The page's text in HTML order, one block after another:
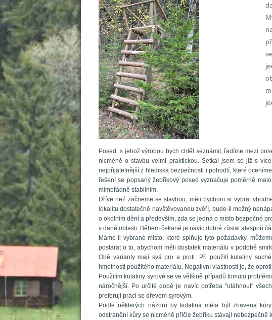
e
Posed, s jehož výrobou bych chtěl seznámit, řadíme mezi
nicméně o stavbu velmi praktickou. Setkal jsem se již s
nejpřijatelnější z hlediska bezpečnosti i pohodlí, které
řešení se popsaný žebříkový posed vyznačuje poměrně
mimořádně stabilním.
Dříve než začneme se stavbou, měli bychom si vybrat
lokalitu dostatečně navštěvovanou zvěří, bude-li možný
o okolním dění a především, zda se jedná o místo bezpečné
v dané oblasti. Během čekané je navíc dobré zůstat alespoň
Máme-li vybrané místo, které splňuje tyto požadavky,
postarat o to, abychom měli dostatek materiálu v podobě
Obě varianty mají svá pro a proti. Při použití kulatiny
hmotnosti použitého materiálu. Negativní vlastností je, že
Použitím kulatiny syrové se ve většině případů tomuto
náročnější. Po určité době je navíc potřeba "utáhnout"
preferuji práci se dřevem syrovým.
Podle některých názorů by kulatina měla být zbavena
odstranění kůry se nicméně příčle žebříku stávají nebezpečně